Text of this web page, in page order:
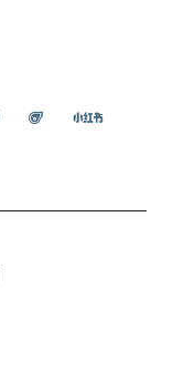
微博 飞猪 小红书